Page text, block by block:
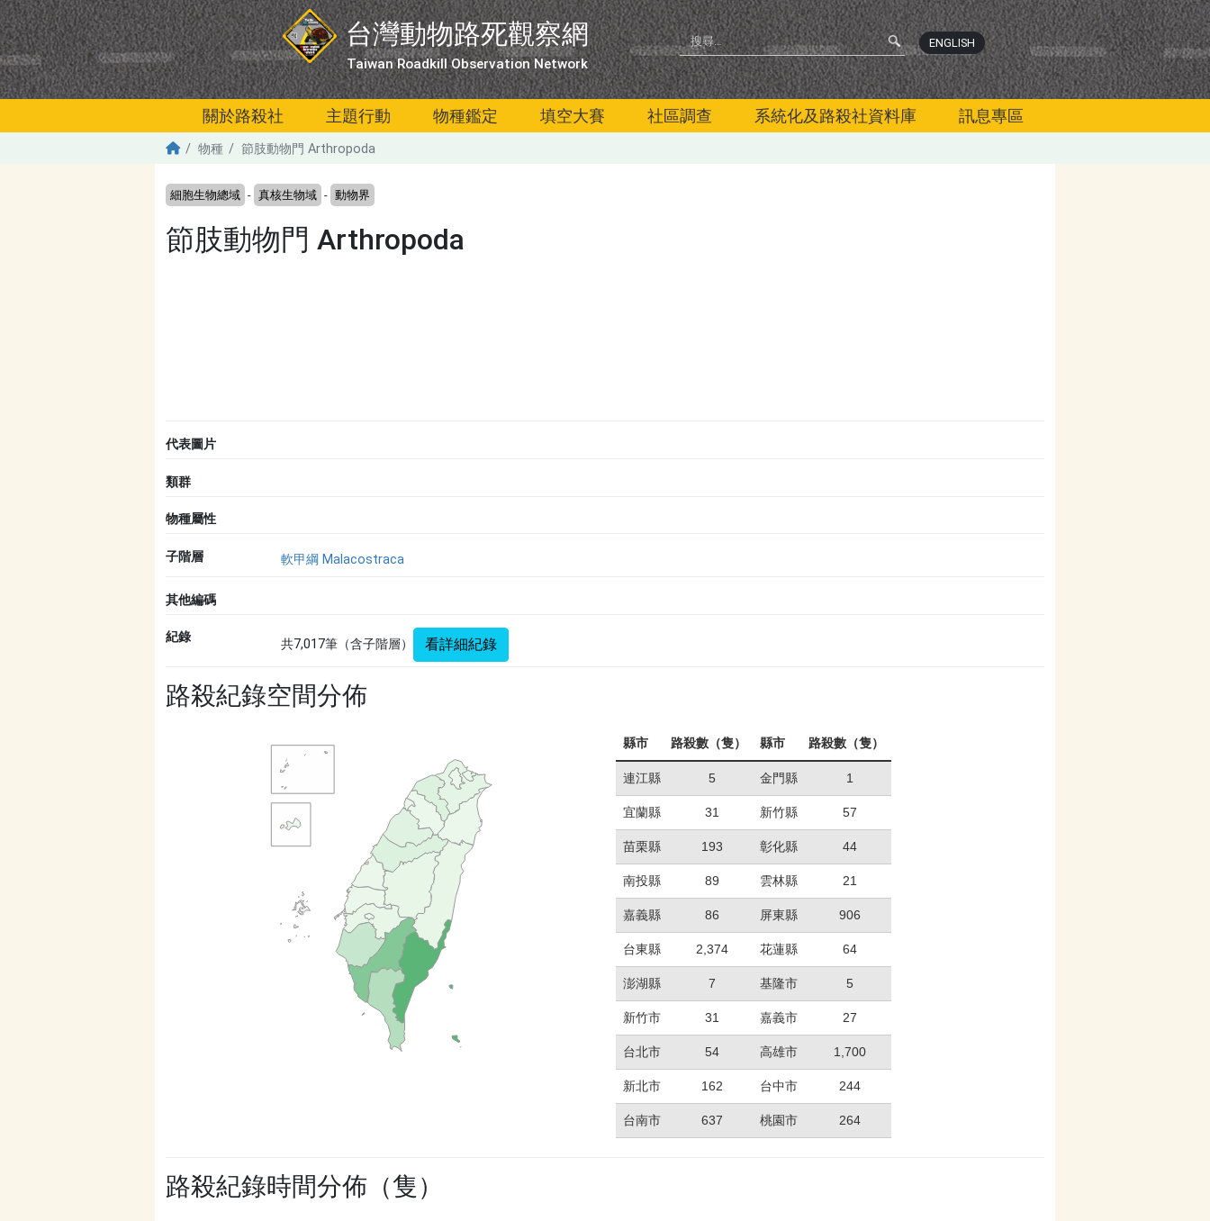
移至主內容
台灣動物路死觀察網
Taiwan Roadkill Observation Network
ENGLISH
關於路殺社 主題行動 物種鑑定 填空大賽 社區調查 系統化及路殺社資料庫 訊息專區
物種 節肢動物門 Arthropoda
細胞生物總域 - 真核生物域 - 動物界
節肢動物門 Arthropoda
代表圖片
類群
物種屬性
子階層 軟甲綱 Malacostraca
其他編碼
紀錄 共7,017筆（含子階層） 看詳細紀錄
路殺紀錄空間分佈
縣市 路殺數（隻） 縣市 路殺數（隻）
連江縣 5 金門縣 1
宜蘭縣 31 新竹縣 57
苗栗縣 193 彰化縣 44
南投縣 89 雲林縣 21
嘉義縣 86 屏東縣 906
台東縣 2,374 花蓮縣 64
澎湖縣 7 基隆市 5
新竹市 31 嘉義市 27
台北市 54 高雄市 1,700
新北市 162 台中市 244
台南市 637 桃園市 264
路殺紀錄時間分佈（隻）